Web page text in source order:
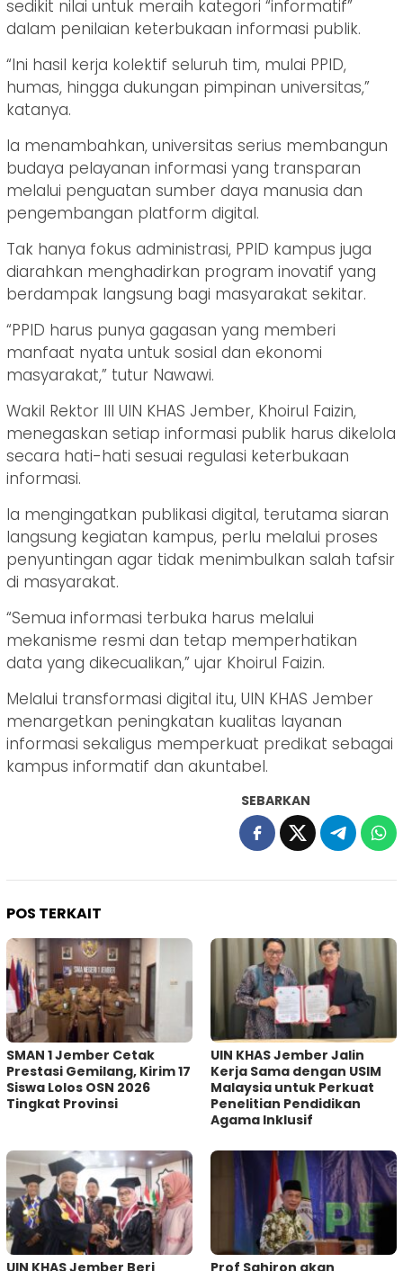
sedikit nilai untuk meraih kategori “informatif”
dalam penilaian keterbukaan informasi publik.
“Ini hasil kerja kolektif seluruh tim, mulai PPID,
humas, hingga dukungan pimpinan universitas,”
katanya.
Ia menambahkan, universitas serius membangun
budaya pelayanan informasi yang transparan
melalui penguatan sumber daya manusia dan
pengembangan platform digital.
Tak hanya fokus administrasi, PPID kampus juga
diarahkan menghadirkan program inovatif yang
berdampak langsung bagi masyarakat sekitar.
“PPID harus punya gagasan yang memberi
manfaat nyata untuk sosial dan ekonomi
masyarakat,” tutur Nawawi.
Wakil Rektor III UIN KHAS Jember, Khoirul Faizin,
menegaskan setiap informasi publik harus dikelola
secara hati-hati sesuai regulasi keterbukaan
informasi.
Ia mengingatkan publikasi digital, terutama siaran
langsung kegiatan kampus, perlu melalui proses
penyuntingan agar tidak menimbulkan salah tafsir
di masyarakat.
“Semua informasi terbuka harus melalui
mekanisme resmi dan tetap memperhatikan
data yang dikecualikan,” ujar Khoirul Faizin.
Melalui transformasi digital itu, UIN KHAS Jember
menargetkan peningkatan kualitas layanan
informasi sekaligus memperkuat predikat sebagai
kampus informatif dan akuntabel.
SEBARKAN
POS TERKAIT
SMAN 1 Jember Cetak
Prestasi Gemilang, Kirim 17
Siswa Lolos OSN 2026
Tingkat Provinsi
UIN KHAS Jember Jalin
Kerja Sama dengan USIM
Malaysia untuk Perkuat
Penelitian Pendidikan
Agama Inklusif